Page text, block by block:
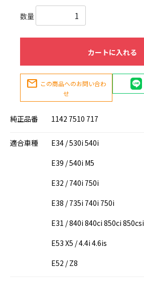
数量
カートに入れる
mail この商品へのお問い合わ
せ
純正品番 1142 7510 717
適合車種
E34 / 530i 540i
E39 / 540i M5
E32 / 740i 750i
E38 / 735i 740i 750i
E31 / 840i 840ci 850ci 850csi
E53 X5 / 4.4i 4.6is
E52 / Z8